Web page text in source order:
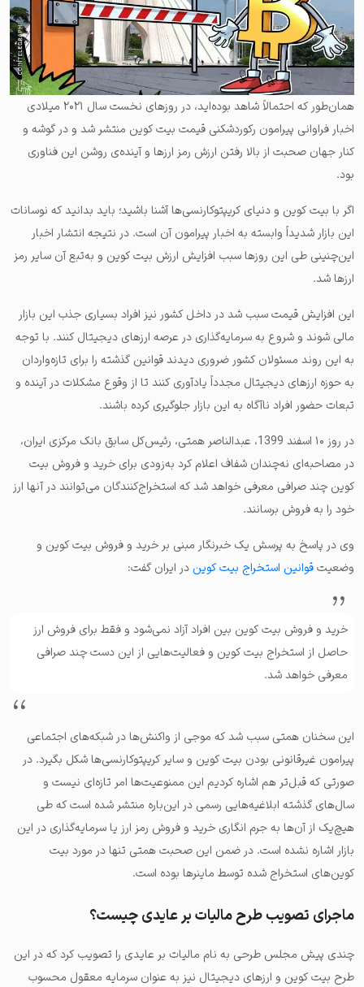
همان‌‌طور که احتمالاً شاهد بوده‌اید، در روزهای نخست سال ۲۰۲۱ میلادی
اخبار فراوانی پیرامون رکوردشکنی‌ قیمت بیت کوین منتشر شد و در گوشه و
کنار جهان صحبت از بالا رفتن ارزش رمز ارزها و آینده‌ی روشن این فناوری
بود.
اگر با بیت کوین و دنیای کریپتوکارنسی‌ها آشنا باشید؛ باید بدانید که نوسانات
این بازار شدیداً وابسته به اخبار پیرامون آن است. در نتیجه انتشار اخبار
این‌چنینی طی این روزها سبب افزایش ارزش بیت کوین و به‌تبع آن سایر رمز
ارزها شد.
این افزایش قیمت سبب شد در داخل کشور نیز افراد بسیاری جذب این بازار
مالی شوند و شروع به سرمایه‌گذاری در عرصه ارزهای دیجیتال کنند. با ‌توجه
به این روند مسئولان کشور ضروری دیدند قوانین گذشته را برای تازه‌واردان
به حوزه ارزهای دیجیتال مجدداً یادآوری کنند تا از وقوع مشکلات در آینده و
تبعات حضور افراد ناآگاه به این بازار جلوگیری کرده باشند.
در روز ۱۰ اسفند 1399، عبدالناصر همتی، رئیس‌کل سابق بانک مرکزی ایران،
در مصاحبه‌ای نه‌چندان شفاف اعلام کرد به‌زودی برای خرید و فروش بیت
کوین چند صرافی معرفی خواهد شد که استخراج‌کنندگان می‌توانند در آنها ارز
خود را به فروش برسانند.
وی در پاسخ به پرسش یک خبرنگار مبنی بر خرید و فروش بیت کوین و
وضعیتقوانین استخراج بیت کوین در ایران گفت:
خرید و فروش بیت کوین بین افراد آزاد نمی‌شود و فقط برای فروش ارز
حاصل از استخراج بیت کوین و فعالیت‌هایی از این دست چند صرافی
معرفی خواهد شد.
این سخنان همتی سبب شد که موجی از واکنش‌‌ها در شبکه‌های اجتماعی
پیرامون غیرقانونی بودن بیت کوین و سایر کریپتوکارنسی‌ها شکل بگیرد. در
صورتی که قبل‌تر هم اشاره کردیم این ممنوعیت‌ها امر تازه‌ای نیست و
سال‌های گذشته ابلاغیه‌‌هایی رسمی در این‌باره منتشر شده است که طی
هیچ‌یک از آن‌ها به جرم انگاری خرید و فروش رمز ارز یا سرمایه‌گذاری در این
بازار اشاره نشده است. در ضمن این صحبتهمتی تنها در مورد بیت
کوین‌های استخراج شده توسط ماینرها بوده است.
ماجرای تصویب طرح مالیات بر عایدی چیست؟
چندی پیش مجلس طرحی به نام مالیات بر عایدی را تصویب کرد که در این
طرح بیت کوین و ارزهای دیجیتال نیز به عنوان سرمایه معقول محسوب